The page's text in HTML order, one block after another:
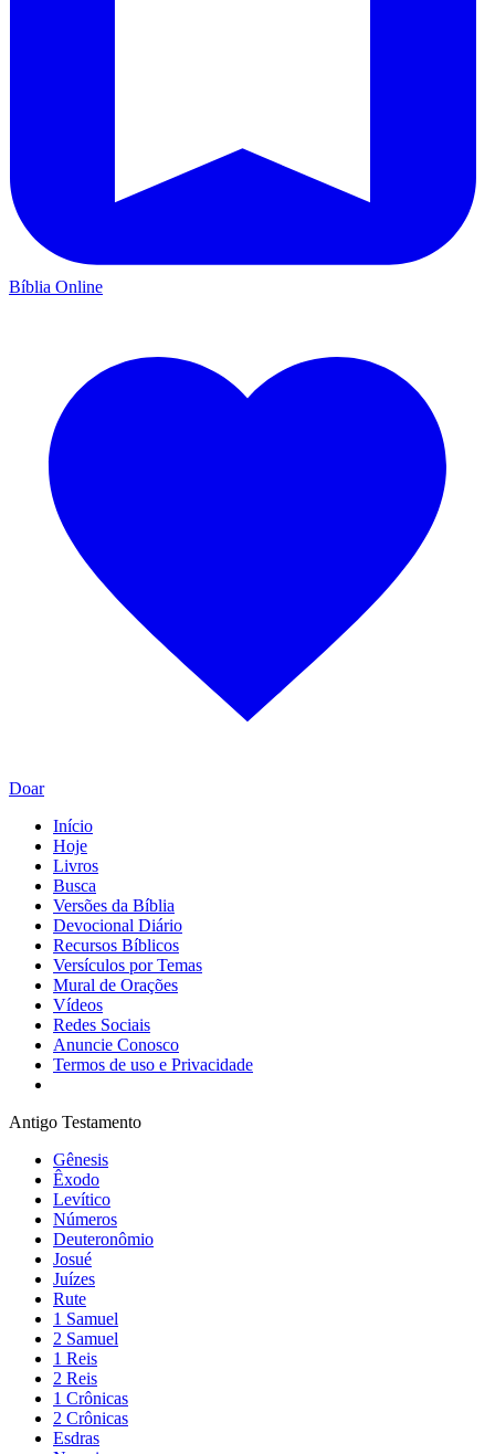
Bíblia Online
Doar
Início
Hoje
Livros
Busca
Versões da Bíblia
Devocional Diário
Recursos Bíblicos
Versículos por Temas
Mural de Orações
Vídeos
Redes Sociais
Anuncie Conosco
Termos de uso e Privacidade
Antigo Testamento
Gênesis
Êxodo
Levítico
Números
Deuteronômio
Josué
Juízes
Rute
1 Samuel
2 Samuel
1 Reis
2 Reis
1 Crônicas
2 Crônicas
Esdras